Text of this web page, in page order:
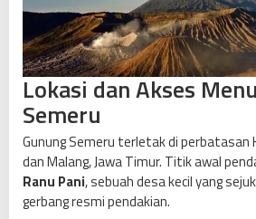
a
p
P
u
l
J
a
w
a
Lokasi dan Akses
Semeru
Gunung Semeru terletak di perbatasan
dan Malang, Jawa Timur. Titik awal
Ranu Pani, sebuah desa kecil yang
gerbang resmi pendakian.